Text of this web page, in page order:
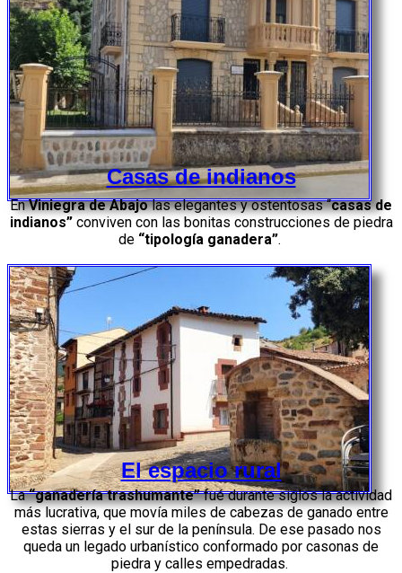
Casas de indianos
EnViniegra de Abajolaselegantes y ostentosas “casas de
indianos”conviven con las bonitas construcciones de piedra
de“tipología ganadera”.
El espacio rural
La“ganadería trashumante”fué durante siglos la actividad
más lucrativa, que movía miles de cabezas de ganado entre
estas sierras y el sur de la península. De ese pasado nos
queda un legado urbanístico conformado por casonas de
piedra y calles empedradas.